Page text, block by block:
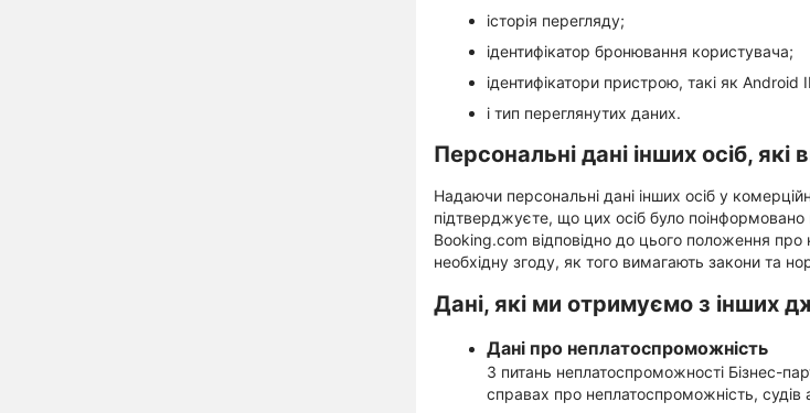
історія перегляду;
ідентифікатор бронювання користувача;
ідентифікатори пристрою, такі як Android
і тип переглянутих даних.
Персональні дані інших осіб, які
Надаючи персональні дані інших осіб у
підтверджуєте, що цих осіб було
Booking.com відповідно до цього положення
необхідну згоду, як того вимагають закони та
Дані, які ми отримуємо з інших
Дані про неплатоспроможність
З питань неплатоспроможності Бізнес-
справах про неплатоспроможність, судів